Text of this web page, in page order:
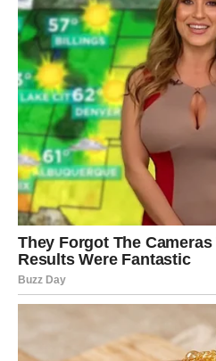
muke.
PREUZMITE
⋆ KNJIGA SA
Upiši svoj email i
knjigu s receptima!
i ukusnim jelima